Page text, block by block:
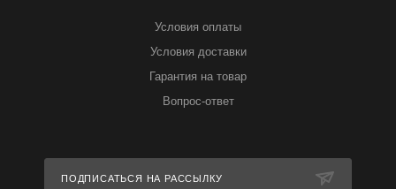
Условия оплаты
Условия доставки
Гарантия на товар
Вопрос-ответ
ПОДПИСАТЬСЯ НА РАССЫЛКУ